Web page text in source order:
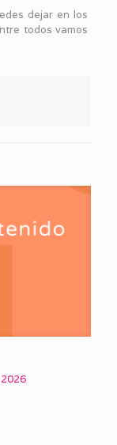
dejar en los
todos vamos